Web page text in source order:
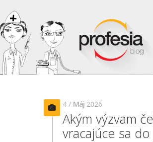
4 / Máj 2026
Akým výzvam
vracajúce sa do